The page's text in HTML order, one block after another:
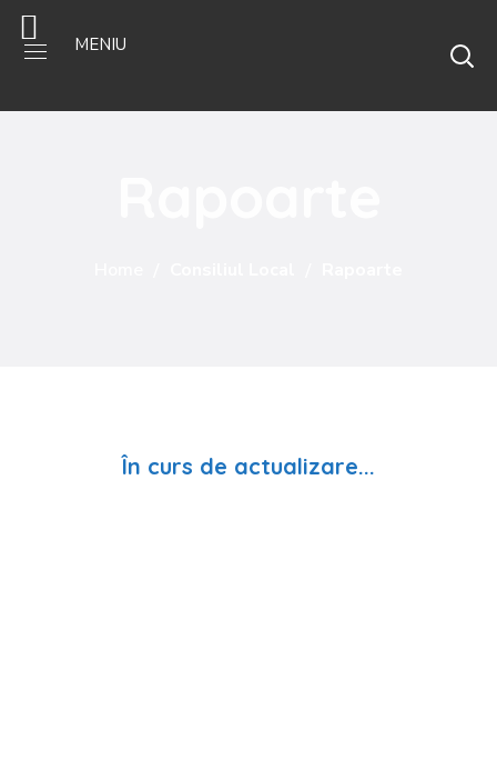
MENIU
În curs de actualizare...